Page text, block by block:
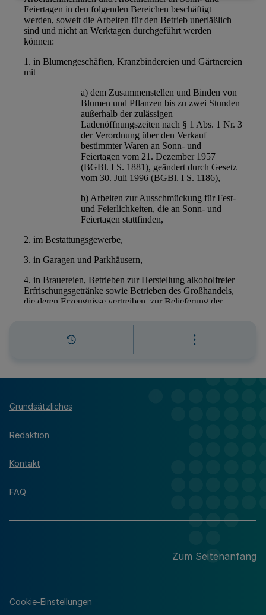
Grundsätzliches
Redaktion
Kontakt
FAQ
Zum Seitenanfang
Cookie-Einstellungen